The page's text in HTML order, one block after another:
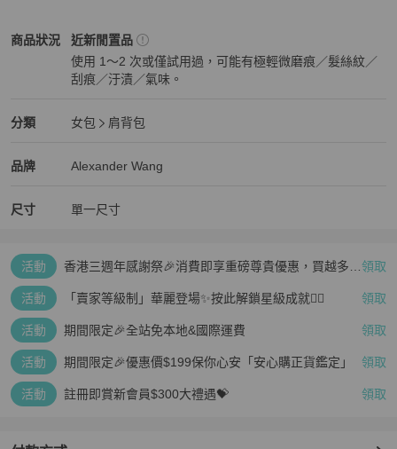
商品狀況
Alexander Wang女包商品狀態與細節
近新閒置品
使用 1～2 次或僅試用過，可能有極輕微磨痕／髮絲紋／
刮痕／汙漬／氣味。
分類
Alexander Wang女包分類資訊
女包
肩背包
品牌
Alexander Wang精品女包品牌介紹
Alexander Wang
Alexander Wang推薦清單
尺寸 單一尺寸
活動
香港三週年感謝祭🎉消費即享重磅尊貴優惠，買越多、 領取
活動 「賣家等級制」華麗登場✨按此解鎖星級成就👆🏻 領取
活動 期間限定🎉全站免本地&國際運費 領取
活動 期間限定🎉優惠價$199保你心安「安心購正貨鑑定」 領取
活動 註冊即賞新會員$300大禮遇💝 領取